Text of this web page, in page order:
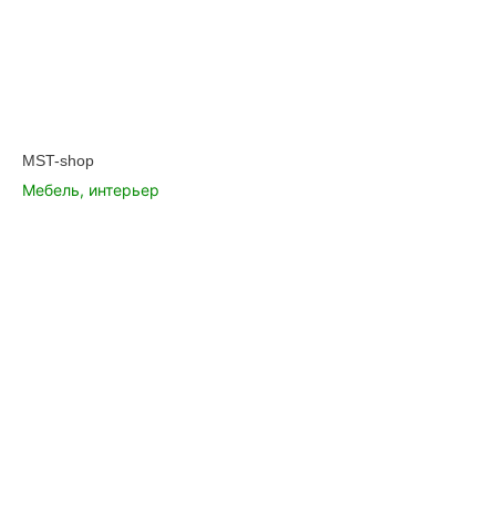
MST-shop
Мебель, интерьер